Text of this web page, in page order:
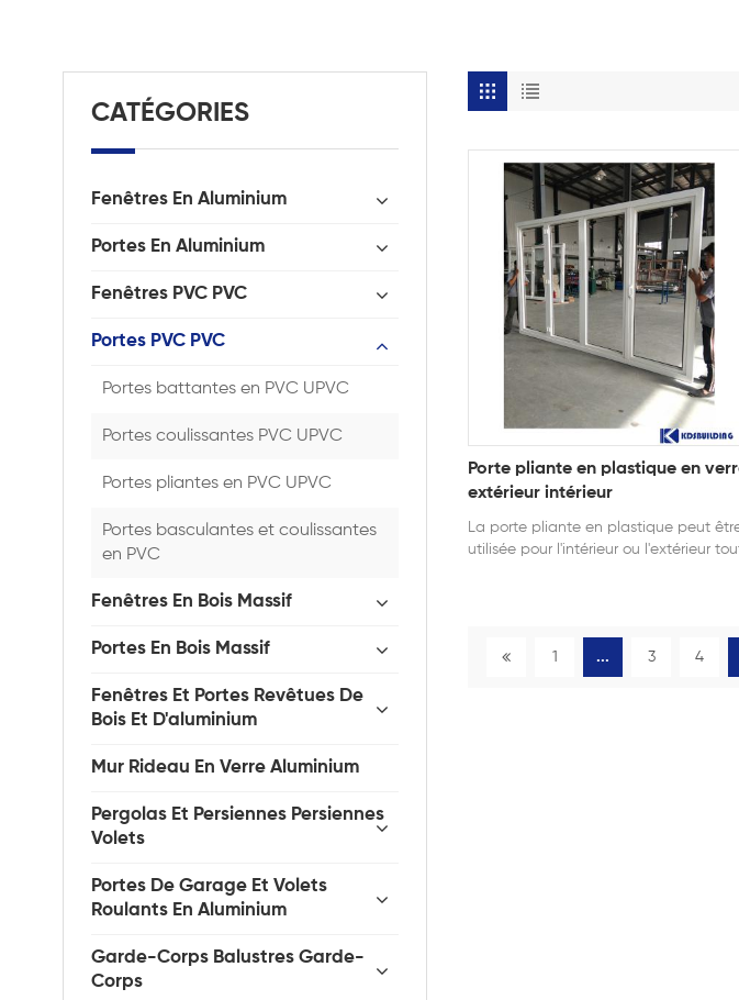
Porte pliante en plastique en
extérieur intérieur
La porte pliante en plastique peut
utilisée pour l'intérieur ou l'extérieur
1 ... 3 4
CATÉGORIES
Fenêtres En Aluminium
Portes En Aluminium
Fenêtres PVC PVC
Portes PVC PVC
Portes battantes en PVC UPVC
Portes coulissantes PVC UPVC
Portes pliantes en PVC UPVC
Portes basculantes et coulissantes
en PVC
Fenêtres En Bois Massif
Portes En Bois Massif
Fenêtres Et Portes Revêtues De
Bois Et D'aluminium
Mur Rideau En Verre Aluminium
Pergolas Et Persiennes Persiennes
Volets
Portes De Garage Et Volets
Roulants En Aluminium
Garde-Corps Balustres Garde-
Corps